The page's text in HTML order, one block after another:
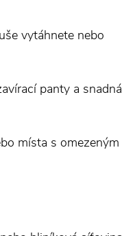
vytáhnete nebo
panty a snadná
místa s omezeným